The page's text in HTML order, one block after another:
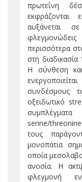
πρωτεΐνη
αυξάνεται
περισσότερα
στη
Η σύνθεση
συνδέσμους
οξειδωτικό
serine/
τους
μονοπάτια
οποία
ανοσία. Η
φλεγμονή